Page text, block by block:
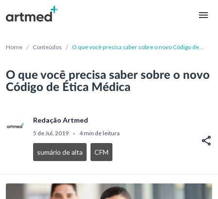
Home / Conteúdos / O que você precisa saber sobre o novo Código de
O que você precisa saber sobre o novo
Código de Ética Médica
Redação Artmed
5 de Jul, 2019 • 4 min de leitura
sumário de alta CFM